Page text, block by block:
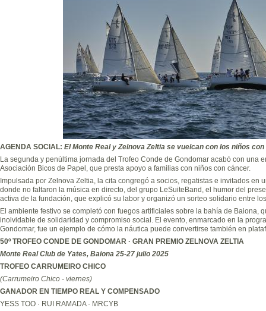
AGENDA SOCIAL: El Monte Real y Zelnova Zeltia se vuelcan con los niños
La segunda y penúltima jornada del Trofeo Conde de Gondomar acabó con una
Asociación Bicos de Papel, que presta apoyo a familias con niños con cáncer.
Impulsada por Zelnova Zeltia, la cita congregó a socios, regatistas e invitados en
donde no faltaron la música en directo, del grupo LeSuiteBand, el humor del
activa de la fundación, que explicó su labor y organizó un sorteo solidario entre
El ambiente festivo se completó con fuegos artificiales sobre la bahía de Baiona,
inolvidable de solidaridad y compromiso social. El evento, enmarcado en la
Gondomar, fue un ejemplo de cómo la náutica puede convertirse también en
50º TROFEO CONDE DE GONDOMAR · GRAN PREMIO ZELNOVA ZELTIA
Monte Real Club de Yates, Baiona 25-27 julio 2025
TROFEO CARRUMEIRO CHICO
(Carrumeiro Chico - viernes)
GANADOR EN TIEMPO REAL Y COMPENSADO
YESS TOO · RUI RAMADA · MRCYB